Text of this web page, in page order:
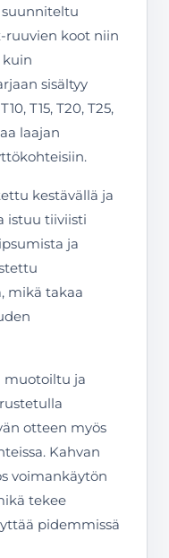
suunniteltu
ruuvien koot niin
kuin
sisältyy
T15, T20, T25,
laajan
kestävällä ja
istuu tiiviisti
ja
mikä takaa
muotoiltu ja
otteen myös
Kahvan
voimankäytön
tekee
pidemmissä